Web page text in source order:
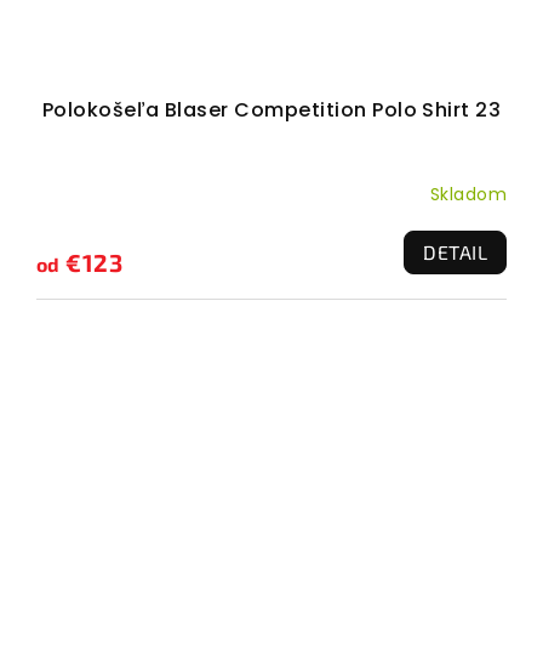
Polokošeľa Blaser Competition Polo Shirt 23
Skladom
od €123 DETAIL